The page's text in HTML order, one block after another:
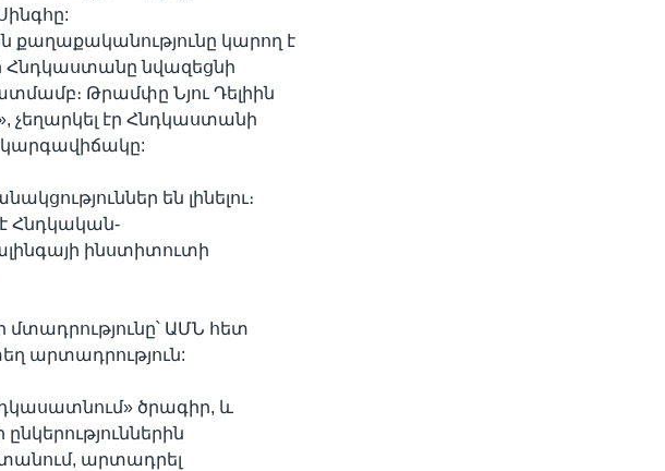
քաղաքականությունը կարող է
Հնդկաստանը նվազեցնի
Թրամփը Նյու Դելիին
չեղարկել էր Հնդկաստանի
կարգավիճակը:
են լինելու։
է Հնդկական-
ինստիտուտի
ԱՄՆ հետ
արտադրություն:
ծրագիր, և
արտադրել